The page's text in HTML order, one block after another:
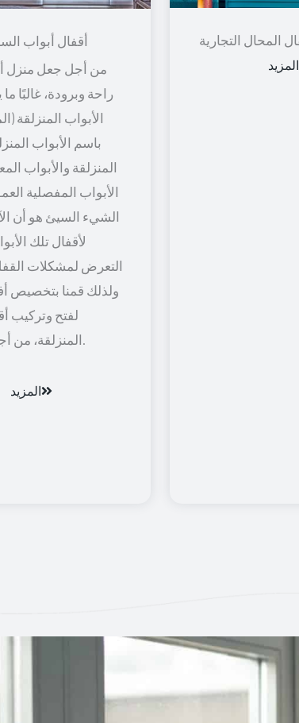
أقفال أبواب
من أجل جعل منزل
راحة وبرودة، غالبًا
الأبواب المنزلقة
باسم الأبواب
المنزلقة والأبواب
الأبواب المفصلية
الشيء السيئ هو أن
لأقفال تلك
التعرض لمشكلات
ولذلك قمنا بتخصيص
لفتح وتركيب
المزيد
المحال التجارية
المزيد